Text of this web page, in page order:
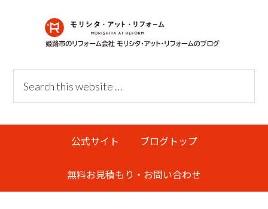
Header
Right
this
公式サイト ブログトップ
無料お見積もり・お問い合わせ